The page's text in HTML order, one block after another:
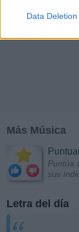
Data Deletion
Más Música
Puntúa
sus
Letra del día